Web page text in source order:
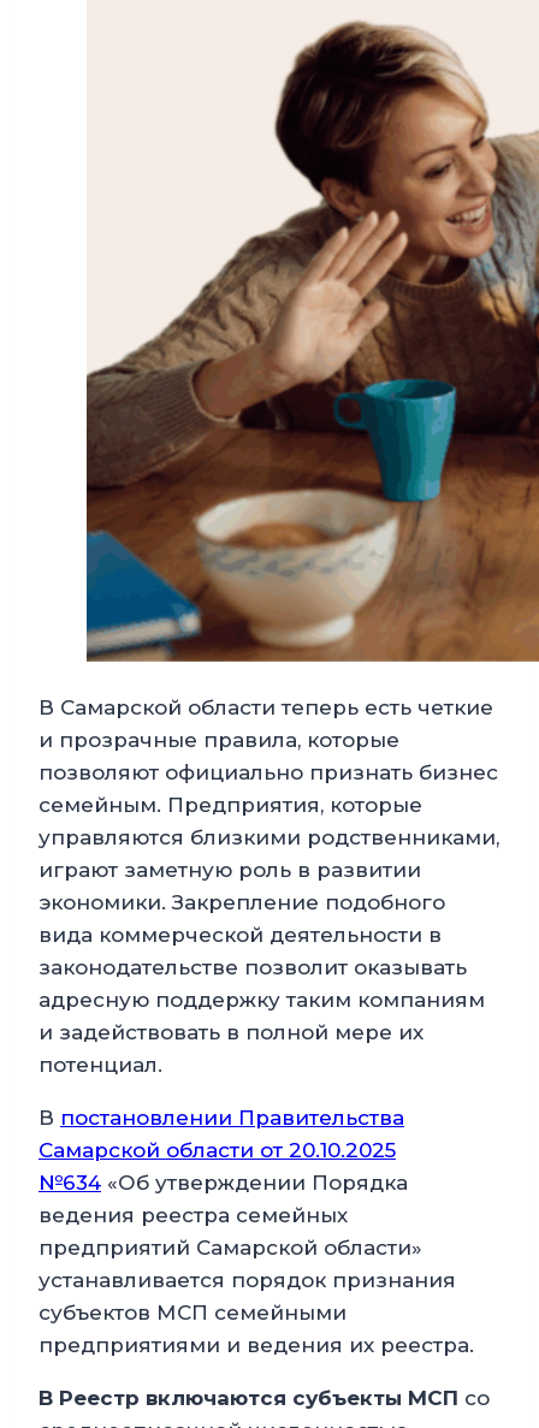
В Самарской области теперь есть четкие
и прозрачные правила, которые
позволяют официально признать бизнес
семейным. Предприятия, которые
управляются близкими родственниками,
играют заметную роль в развитии
экономики. Закрепление подобного
вида коммерческой деятельности в
законодательстве позволит оказывать
адресную поддержку таким компаниям
и задействовать в полной мере их
потенциал.
В постановлении Правительства
Самарской области от 20.10.2025
№634 «Об утверждении Порядка
ведения реестра семейных
предприятий Самарской области»
устанавливается порядок признания
субъектов МСП семейными
предприятиями и ведения их реестра.
В Реестр включаются субъекты MCП со